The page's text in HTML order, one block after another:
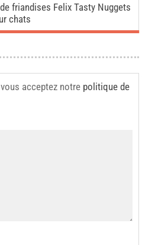
friandises Felix Tasty Nuggets
chats
acceptez notre politique de